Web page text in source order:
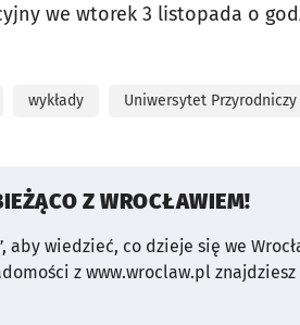
we wtorek 3 listopada o
wykłady Uniwersytet Przyrodniczy
Z WROCŁAWIEM!
aby wiedzieć, co dzieje się we
z www.wroclaw.pl znajdziesz